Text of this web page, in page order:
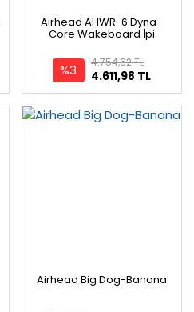
Airhead AHWR-6 Dyna-
Core Wakeboard İpi
%3 4.611,98 TL
4.754,62 TL
Airhead Big Dog-Banana